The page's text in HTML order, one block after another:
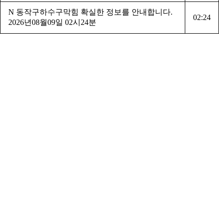
N 동작구하수구막힘 확실한 정보를 안내합니다.
2026년08월09일 02시24분
02:24